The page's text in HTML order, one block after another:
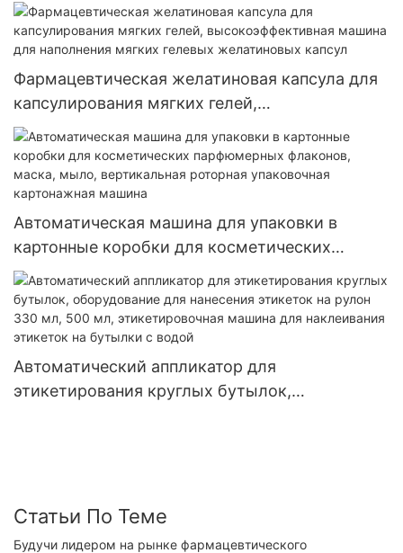
и косметики. Горизонтальная картонажная
машина UBM-400
Фармацевтическая желатиновая капсула для
капсулирования мягких гелей,
высокоэффективная машина для наполнения
мягких гелевых желатиновых капсул
Автоматическая машина для упаковки в
картонные коробки для косметических
парфюмерных флаконов, маска, мыло,
вертикальная роторная упаковочная
картонажная машина
Автоматический аппликатор для
этикетирования круглых бутылок,
Статьи По Теме
Будучи лидером на рынке фармацевтического